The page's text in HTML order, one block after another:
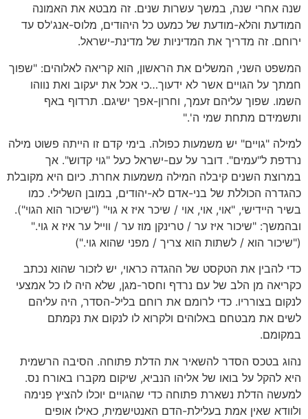
שנה אחרי שנה, במשך עשרות שנים. זה מבטא את האמונה
המודעת והלא-מודעת של כמעט כל היהודים, מלוס-אנג'לס עד
ירוחם. זה מדריך את המדיניות של מדינת-ישראל.
המשפט השני, המשלים את הראשון, הוא קריאה לאלוהים: "שפוך
חמתך על הגויים אשר לא ידעוך…כי אכל את יעקוב ואת נווהו
השמו. שפוך עליהם זעמך, וחרון-אפך ישיגם. תרדוף באף
ותשמידם מתחת שמי ה'."
למילה "גויים" יש משמעות כפולה. בימי קדם זו הייתה פשוט מילה
נרדפת ל"עמים". דובר על עם-ישראל כעל "גוי קדוש". אך
במרוצת השנים קיבלה המילה משמעות אחרת. כיום היא מקובלת
כהגדרה הכוללת של בני-אדם לא-יהודים, במובן השלילי. כמו
בשיר היידישי, "אוי, אוי, אוי / שיכר איז א גוי" ("שיכור הוא הגוי").
ובהמשך: "שיכור איז ער / טרינקן מוז ער / ווייל ער איז א גוי."
("שיכור הוא / לשתות הוא צריך / מפני שהוא גוי.")
כדי להבין את הטקסט של ההגדה כראוי, יש לזכור שהוא נכתב
כקריאה מן הלב של עם נרדף וחסר-מגן, שלא היה לו כל אמצעי
לנקום בצורריו. כדי לרומם את רוחם בליל-הסדר, היה עליהם
לשים את מבטחם באלוהים ולקרוא לו לנקום את נקמתם
במקומם.
נהוג בטכס הסדר להשאיר את הדלת פתוחה. הסיבה הרשמית
היא להקל על בואו של אליהו הנביא, שיקום מקברו באורח נס.
למעשה הדלת נשארת פתוחה כדי שהגויים יוכלו להציץ פנימה
ולוודא שאין אמת בעלילת-הדם האנטישמית, כאילו אופים